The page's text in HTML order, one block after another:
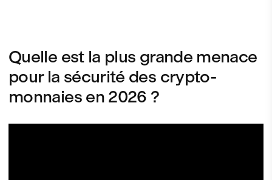
Quelle est la plus grande menace
pour la sécurité des crypto-
monnaies en 2026 ?